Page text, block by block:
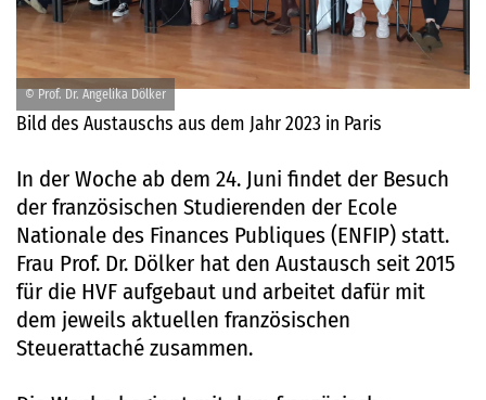
© Prof. Dr. Angelika Dölker
Bild des Austauschs aus dem Jahr 2023 in Paris
In der Woche ab dem 24. Juni findet der Besuch
der französischen Studierenden der Ecole
Nationale des Finances Publiques (ENFIP) statt.
Frau Prof. Dr. Dölker hat den Austausch seit 2015
für die HVF aufgebaut und arbeitet dafür mit
dem jeweils aktuellen französischen
Steuerattaché zusammen.